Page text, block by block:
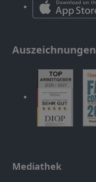
Auszeichnungen
Mediathek